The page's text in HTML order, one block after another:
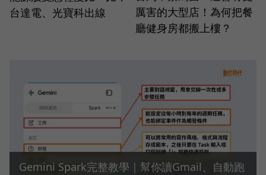
台達電、光寶科出線
厲害的大型店！為何把餐
廳健身房都搬上樓？
Gemini Spark完整教學｜幫你讀Gmail、自動跑